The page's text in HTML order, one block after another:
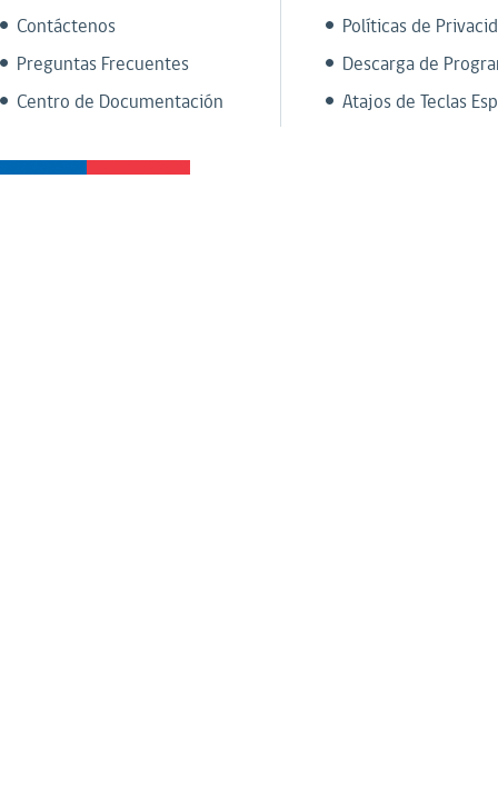
Contáctenos
Preguntas Frecuentes
Centro de Documentación
Políticas de
Descarga de
Atajos de Teclas